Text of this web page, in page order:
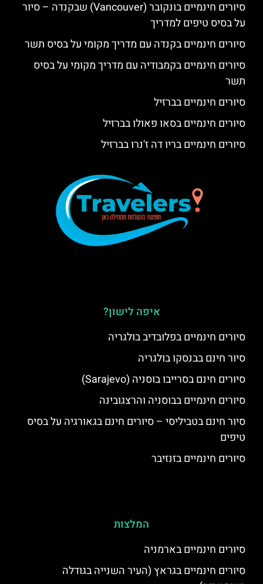
סיורים חינמיים בונקובר (Vancouver) שבקנדה – סיור
על בסיס טיפים למדריך
סיורים חינמיים בקנדה עם מדריך מקומי על בסיס תשר
סיורים חינמיים בקמבודיה עם מדריך מקומי על בסיס
תשר
סיורים חינמיים בברזיל
סיורים חינמיים בסאו פאולו בברזיל
סיורים חינמיים בריו דה ז'נרו בברזיל
איפה לישון?
סיורים חינמיים בפלובדיב בולגריה
סיור חינם בבנסקו בולגריה
סיורים חינם בסרייבו בוסניה (Sarajevo)
סיורים חינמיים בבוסניה והרצגובינה
סיור חינם בטביליסי – סיורים חינם בגאורגיה על בסיס
טיפים
סיורים חינמיים בזנזיבר
המלצות
סיורים חינמיים בארמניה
סיורים חינמיים בגראץ (העיר השנייה בגודלה